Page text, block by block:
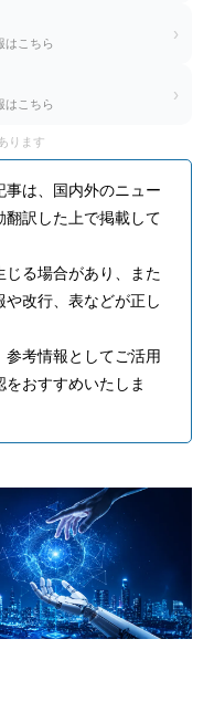
はこちら ›
はこちら ›
ります
は、国内外のニュー
翻訳した上で掲載して
じる場合があり、また
改行、表などが正し
考情報としてご活用
おすすめいたしま